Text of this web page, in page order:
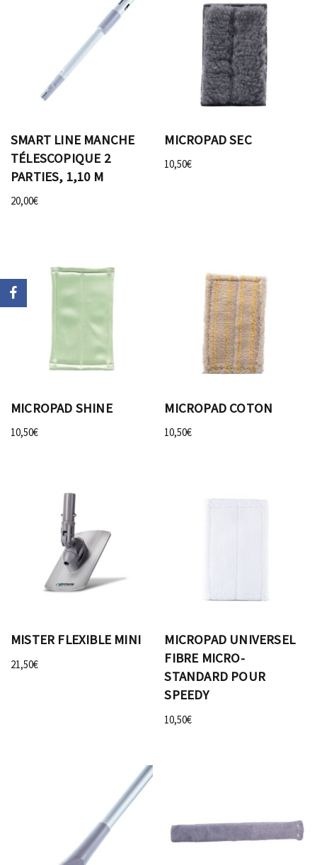
SMART LINE MANCHE
TÉLESCOPIQUE 2
PARTIES, 1,10 M
20,00€
MICROPAD SEC
10,50€
MICROPAD SHINE
10,50€
MICROPAD COTON
10,50€
MISTER FLEXIBLE MINI
21,50€
MICROPAD UNIVERSEL
FIBRE MICRO-
STANDARD POUR
SPEEDY
10,50€